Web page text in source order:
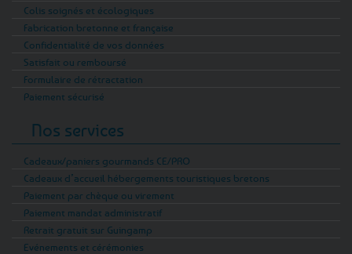
Colis soignés et écologiques
Fabrication bretonne et française
Confidentialité de vos données
Satisfait ou remboursé
Formulaire de rétractation
Paiement sécurisé
Nos services
Cadeaux/paniers gourmands CE/PRO
Cadeaux d’accueil hébergements touristiques bretons
Paiement par chèque ou virement
Paiement mandat administratif
Retrait gratuit sur Guingamp
Evénements et cérémonies